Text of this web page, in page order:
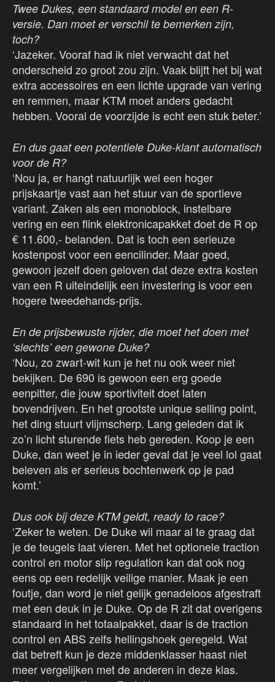
Twee Dukes, een standaard model en een R-
versie. Dan moet er verschil te bemerken zijn,
toch?
‘Jazeker. Vooraf had ik niet verwacht dat het
onderscheid zo groot zou zijn. Vaak blijft het bij wat
extra accessoires en een lichte upgrade van vering
en remmen, maar KTM moet anders gedacht
hebben. Vooral de voorzijde is echt een stuk beter.’
En dus gaat een potentiele Duke-klant automatisch
voor de R?
‘Nou ja, er hangt natuurlijk wel een hoger
prijskaartje vast aan het stuur van de sportieve
variant. Zaken als een monoblock, instelbare
vering en een flink elektronicapakket doet de R op
€ 11.600,- belanden. Dat is toch een serieuze
kostenpost voor een eencilinder. Maar goed,
gewoon jezelf doen geloven dat deze extra kosten
van een R uiteindelijk een investering is voor een
hogere tweedehands-prijs.
En de prijsbewuste rijder, die moet het doen met
‘slechts’ een gewone Duke?
‘Nou, zo zwart-wit kun je het nu ook weer niet
bekijken. De 690 is gewoon een erg goede
eenpitter, die jouw sportiviteit doet laten
bovendrijven. En het grootste unique selling point,
het ding stuurt vlijmscherp. Lang geleden dat ik
zo’n licht sturende fiets heb gereden. Koop je een
Duke, dan weet je in ieder geval dat je veel lol gaat
beleven als er serieus bochtenwerk op je pad
komt.’
Dus ook bij deze KTM geldt, ready to race?
‘Zeker te weten. De Duke wil maar al te graag dat
je de teugels laat vieren. Met het optionele traction
control en motor slip regulation kan dat ook nog
eens op een redelijk veilige manier. Maak je een
foutje, dan word je niet gelijk genadeloos afgestraft
met een deuk in je Duke. Op de R zit dat overigens
standaard in het totaalpakket, daar is de traction
control en ABS zelfs hellingshoek geregeld. Wat
dat betreft kun je deze middenklasser haast niet
meer vergelijken met de anderen in deze klas.